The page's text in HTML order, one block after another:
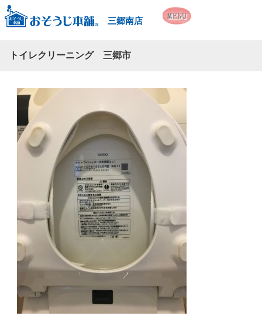
三郷南店
トイレクリーニング 三郷市